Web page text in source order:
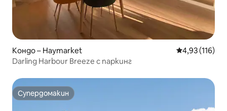
Кондо – Haymarket Средна
4,93 (116)
Darling Harbour Breeze с паркинг
Супердомакин
Супердомакин